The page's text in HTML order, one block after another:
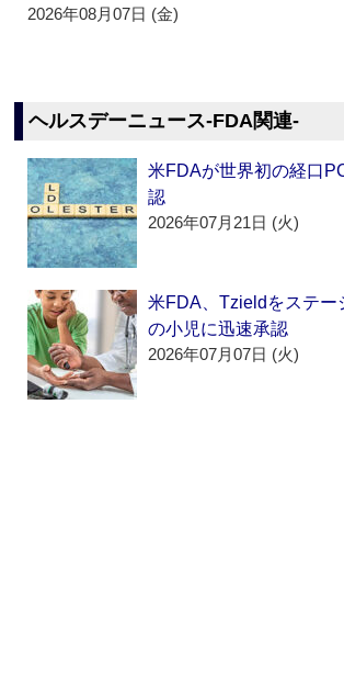
2026年08月07日 (金)
ヘルスデーニュース‐FDA関連‐
米FDAが世界初の経口
認
2026年07月21日 (火)
米FDA、Tzieldをステー
の小児に迅速承認
2026年07月07日 (火)